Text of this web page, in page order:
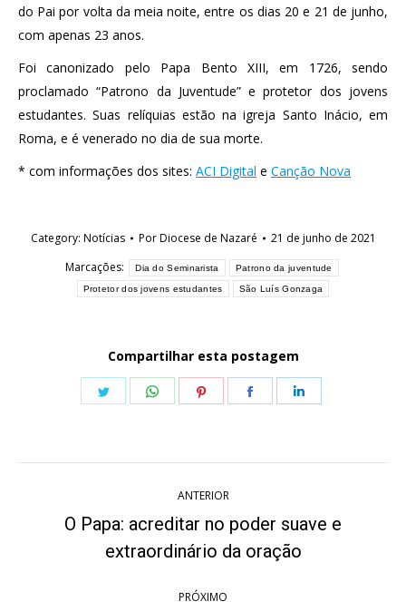
do Pai por volta da meia noite, entre os dias 20 e 21 de junho,
com apenas 23 anos.
Foi canonizado pelo Papa Bento XIII, em 1726, sendo
proclamado “Patrono da Juventude” e protetor dos jovens
estudantes. Suas relíquias estão na igreja Santo Inácio, em
Roma, e é venerado no dia de sua morte.
* com informações dos sites: ACI Digital e Canção Nova
Category: Notícias PorDiocese de Nazaré
21 de junho de 2021
Marcações:
Dia do Seminarista Patrono da juventude
Protetor dos jovens estudantes São Luís Gonzaga
Compartilhar esta postagem
Share
Share
Share
Share
ANTERIOR
Post
anterior:
O Papa: acreditar no poder suave e
extraordinário da oração
PRÓXIMO